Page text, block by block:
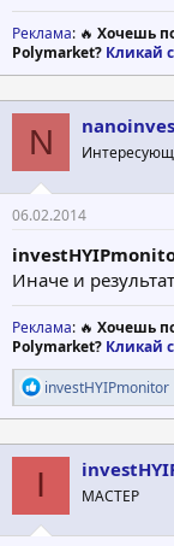
Реклама: 🔥 Хочешь
Polymarket? Кликай
N
06.02.2014
Иначе и
Реклама: 🔥 Хочешь
Polymarket? Кликай
Р
е
а
к
ц
:
investHYIPmonitor
I МАСТЕР